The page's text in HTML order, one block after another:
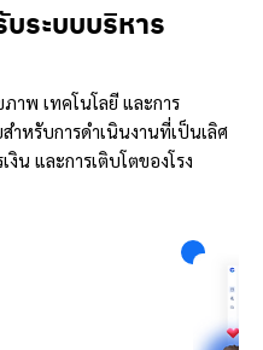
ระบบบริหาร
าพ เทคโนโลยี และการ
ำหรับการดำเนินงานที่เป็นเลิศ
น และการเติบโตของโรง